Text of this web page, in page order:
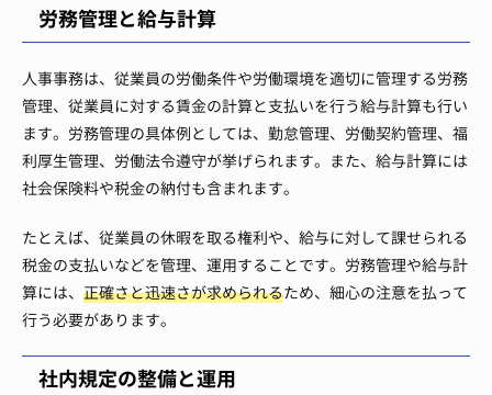
労務管理と給与計算
人事事務は、従業員の労働条件や労働環境を適切に管理する労務
管理、従業員に対する賃金の計算と支払いを行う給与計算も行い
ます。労務管理の具体例としては、勤怠管理、労働契約管理、福
利厚生管理、労働法令遵守が挙げられます。また、給与計算には
社会保険料や税金の納付も含まれます。
たとえば、従業員の休暇を取る権利や、給与に対して課せられる
税金の支払いなどを管理、運用することです。労務管理や給与計
算には、 正確さと迅速さが求められるため、細心の注意を払って
行う必要があります。
社内規定の整備と運用